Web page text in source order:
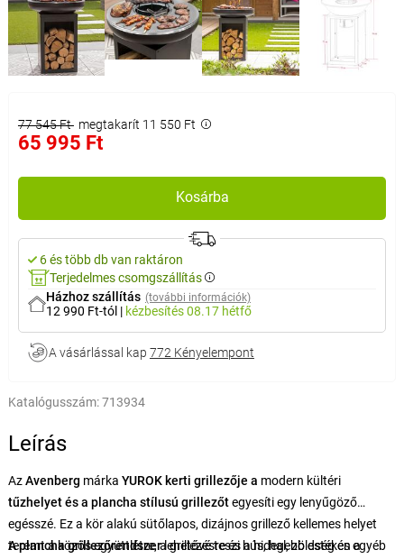
77 545 Ft megtakarít 11 550 Ft
65 995 Ft
Kosárba
6 és több db van raktáron
Terjedelmes csomgszállítás
Házhoz szállítás (további információk)
12 990 Ft-tól | kézbesítés08.17 hétfő
A vásárlással kap 772 Kényelempont
Katalógusszám:713934
Leírás
AzAvenberg márka YUROK kerti grillezője a modern kültéri
tűzhelyet és a plancha stílusú grillezőtegyesíti egy lenyűgöző
egésszé. Ez a kör alakú sütőlapos, dizájnos grillező kellemes helyet
teremt a közös együttlétre, a grillezésre és a hidegebb estéken a
A plancha grillezőrendszerlehetővé teszi hús, hal, zöldség és egyéb